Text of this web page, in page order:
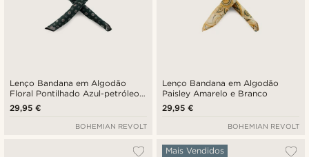
Lenço Bandana em Algodão
Floral Pontilhado Azul-petróleo
e Branco
29,95 €
BOHEMIAN REVOLT
Lenço Bandana em Algodão
Paisley Amarelo e Branco
29,95 €
BOHEMIAN REVOLT
Mais Vendidos